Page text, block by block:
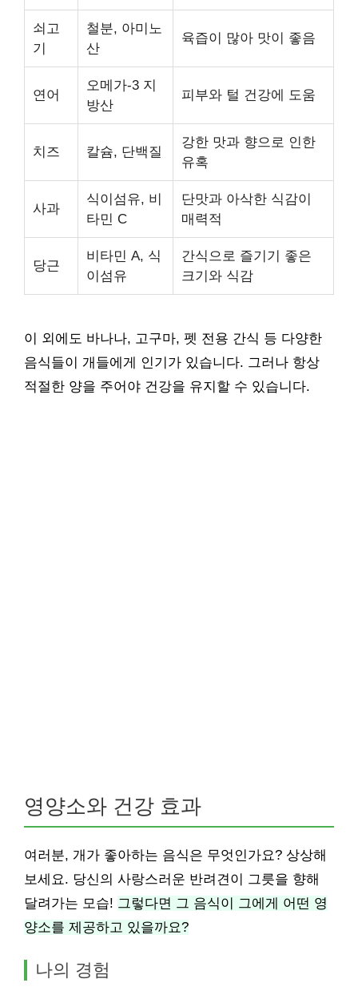
쇠고
기
철분, 아미노
산
육즙이 많아 맛이 좋음
연어
오메가-3 지
방산
피부와 털 건강에 도움
치즈 칼슘, 단백질
강한 맛과 향으로 인한
유혹
사과
식이섬유, 비
타민 C
단맛과 아삭한 식감이
매력적
당근
비타민 A, 식
이섬유
간식으로 즐기기 좋은
크기와 식감
이 외에도 바나나, 고구마, 펫 전용 간식 등 다양한
음식들이 개들에게 인기가 있습니다. 그러나 항상
적절한 양을 주어야 건강을 유지할 수 있습니다.
영양소와 건강 효과
여러분, 개가 좋아하는 음식은 무엇인가요? 상상해
보세요. 당신의 사랑스러운 반려견이 그릇을 향해
달려가는 모습! 그렇다면 그 음식이 그에게 어떤 영
양소를 제공하고 있을까요?
나의 경험